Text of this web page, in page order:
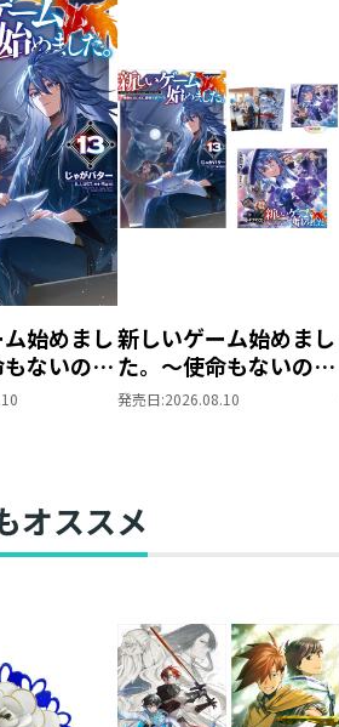
始めまし
ないのに
13
新しいゲーム始めまし
た。～使命もないのに
最強です？～13 ま
発売日:2026.08.10
オススメ